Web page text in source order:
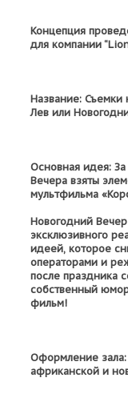
Концепция
для компании
Название: Съемки
Лев или
Основная идея:
Вечера взяты
мультфильма
Новогодний
эксклюзивного
идеей, которое
операторами и
после праздника
собственный
фильм!
Оформление
африканской и